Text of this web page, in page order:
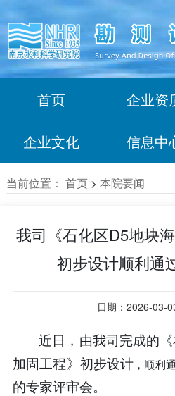
首页 企业资
企业文化 信息中
当前位置： 首页> 本院要闻
我司《石化区D5地块
初步设计顺利通
日期：2026-03-
近日 ， 由我司完成的 《
加固工程》 初步设计 ，顺利
的专家评审会。